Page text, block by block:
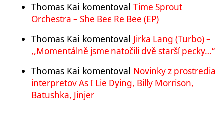
Thomas Kai komentoval Time Sprout
Orchestra – She Bee Re Bee (EP)
Thomas Kai komentoval Jirka Lang (Turbo) –
,,Momentálně jsme natočili dvě starší pecky…“
Thomas Kai komentoval Novinky z prostredia
interpretov As I Lie Dying, Billy Morrison,
Batushka, Jinjer